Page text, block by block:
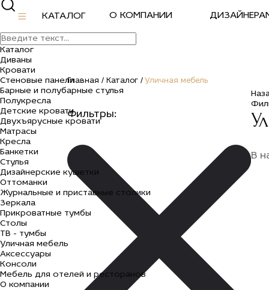
КАТАЛОГ О КОМПАНИИ
Каталог
Диваны
Кровати
Стеновые панели
Барные и полубарные стулья
Полукресла
Детские кровати
Двухъярусные кровати
Матрасы
Кресла
Банкетки
Стулья
Дизайнерские кушетки
Оттоманки
Журнальные и приставные столики
Зеркала
Прикроватные тумбы
Столы
ТВ - тумбы
Уличная мебель
Аксессуары
Консоли
Мебель для отелей и ресторанов
О компании
Главная / Каталог / Уличная мебель
Фильтры:
В